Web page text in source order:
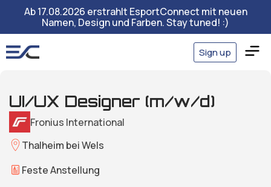
Ab 17.08.2026 erstrahlt EsportConnect mit neuen
Namen, Design und Farben. Stay tuned! :)
Sign up
UI/UX Designer (m/w/d)
Fronius International
Thalheim bei Wels
Feste Anstellung